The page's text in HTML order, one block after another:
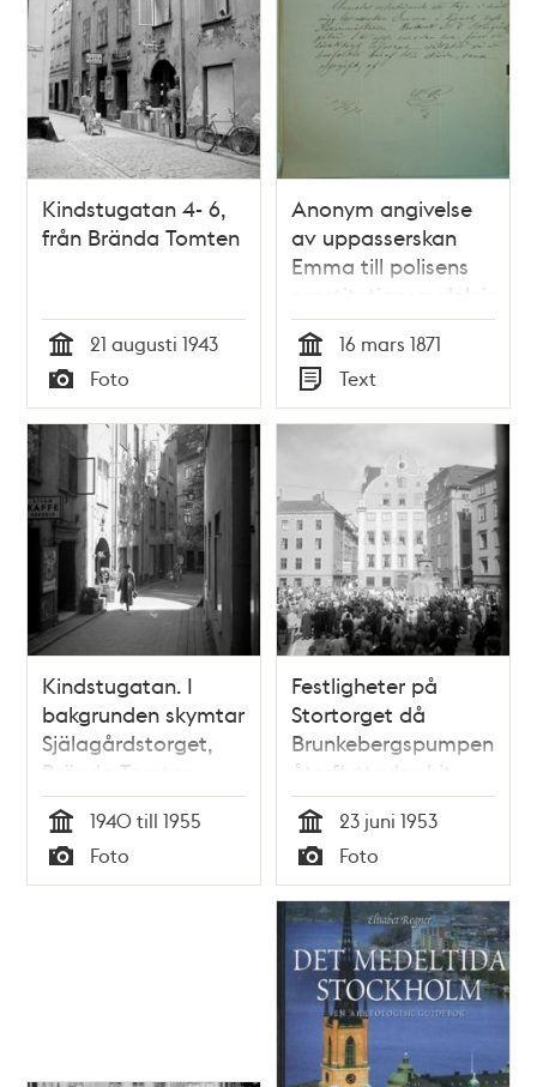
Kindstugatan 4- 6,
från Brända Tomten
Tid
21 augusti 1943
Typ
Foto
Anonym angivelse
av uppasserskan
Emma till polisens
prostitutionsavdelning
Tid
16 mars 1871
Typ
Text
Kindstugatan. I
bakgrunden skymtar
Själagårdstorget,
Brända Tomten
Tid
1940 till 1955
Typ
Foto
Festligheter på
Stortorget då
Brunkebergspumpen
återflyttades hit
midsommaren 1953.
Tid
23 juni 1953
Typ
Foto